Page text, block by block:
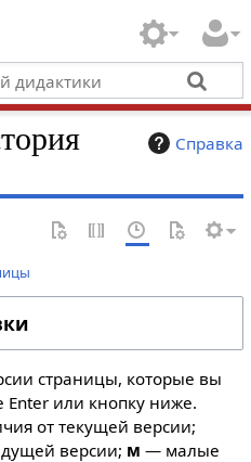
Справка
страницы, которые вы
Enter или кнопку ниже.
от текущей версии;
версии; м — малые